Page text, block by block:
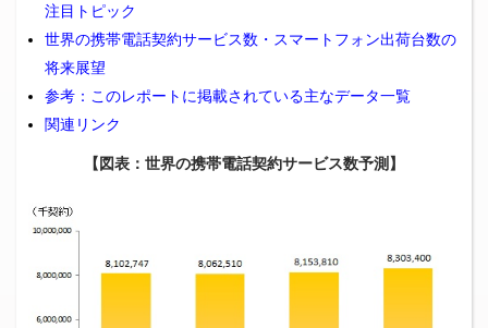
注目トピック
世界の携帯電話契約サービス数・スマートフォン出荷台数の
将来展望
参考：このレポートに掲載されている主なデータ一覧
関連リンク
【図表：世界の携帯電話契約サービス数予測】